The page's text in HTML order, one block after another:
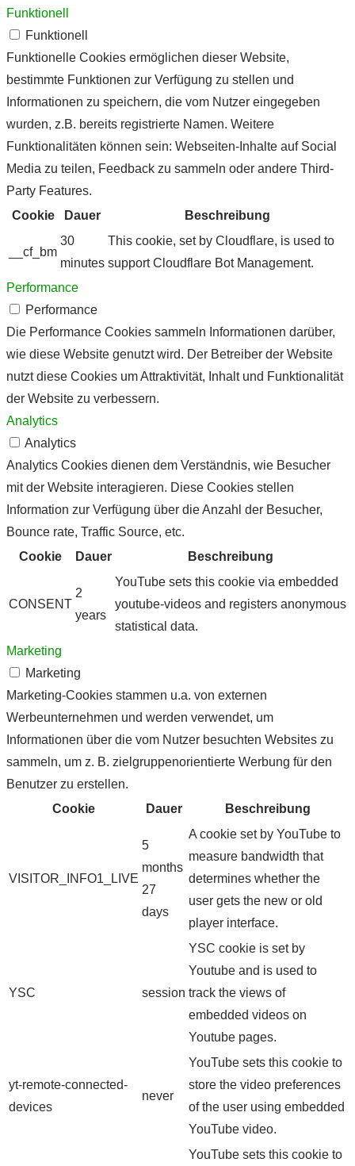
Funktionell
Funktionell
Funktionelle Cookies ermöglichen dieser Website,
bestimmte Funktionen zur Verfügung zu stellen und
Informationen zu speichern, die vom Nutzer eingegeben
wurden, z.B. bereits registrierte Namen. Weitere
Funktionalitäten können sein: Webseiten-Inhalte auf Social
Media zu teilen, Feedback zu sammeln oder andere Third-
Party Features.
Cookie
Dauer Beschreibung
__cf_bm
30
minutes
This cookie, set by Cloudflare, is used to
support Cloudflare Bot Management.
Performance
Performance
Die Performance Cookies sammeln Informationen darüber,
wie diese Website genutzt wird. Der Betreiber der Website
nutzt diese Cookies um Attraktivität, Inhalt und Funktionalität
der Website zu verbessern.
Analytics
Analytics
Analytics Cookies dienen dem Verständnis, wie Besucher
mit der Website interagieren. Diese Cookies stellen
Information zur Verfügung über die Anzahl der Besucher,
Bounce rate, Traffic Source, etc.
Cookie
Dauer Beschreibung
CONSENT
2
years
YouTube sets this cookie via embedded
youtube-videos and registers anonymous
statistical data.
Marketing
Marketing
Marketing-Cookies stammen u.a. von externen
Werbeunternehmen und werden verwendet, um
Informationen über die vom Nutzer besuchten Websites zu
sammeln, um z. B. zielgruppenorientierte Werbung für den
Benutzer zu erstellen.
Cookie
Dauer Beschreibung
VISITOR_INFO1_LIVE
5
months
27
days
A cookie set by YouTube to
measure bandwidth that
determines whether the
user gets the new or old
player interface.
YSC session
YSC cookie is set by
Youtube and is used to
track the views of
embedded videos on
Youtube pages.
yt-remote-connected-
devices
never
YouTube sets this cookie to
store the video preferences
of the user using embedded
YouTube video.
YouTube sets this cookie to